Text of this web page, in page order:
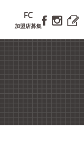
FC
加盟店募集